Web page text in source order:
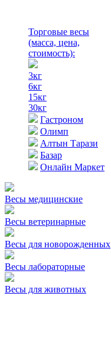
Торговые весы
(масса, цена,
стоимость):
3кг
6кг
15кг
30кг
Гастроном
Олимп
Алтын Тарази
Базар
Онлайн Маркет
Весы медицинские
Весы ветеринарные
Весы для новорожденных
Весы лабораторные
Весы для животных